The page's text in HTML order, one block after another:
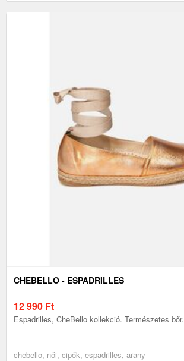
CHEBELLO - ESPADRILLES
12 990 Ft
Espadrilles, CheBello kollekció. Természetes bőr.
chebello, női, cipők, espadrilles, arany